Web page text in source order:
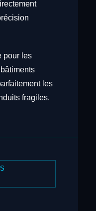
pour les
les
fragiles.